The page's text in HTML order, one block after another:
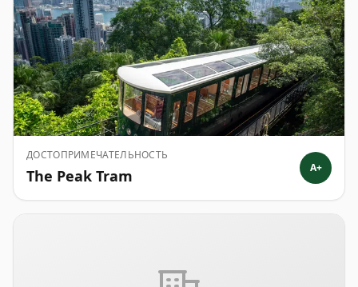
ДОСТОПРИМЕЧАТЕЛЬНОСТЬ
The Peak Tram A+